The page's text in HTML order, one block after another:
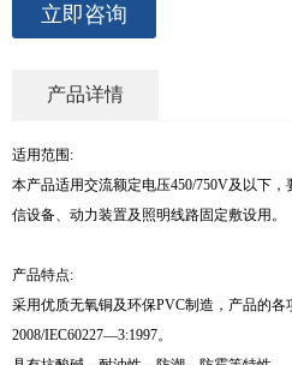
立即咨询
产品详情
适用范围:
本产品适用交流额定电压450/750V及以下
信设备、动力装置及照明线路固定敷设用。
产品特点:
采用优质无氧铜及环保PVC制造，产品的
2008/IEC60227—3:1997。